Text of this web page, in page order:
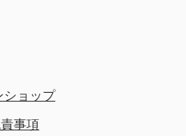
ショップ
事項